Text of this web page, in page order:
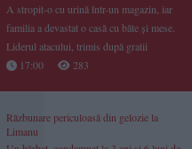
A stropit-o cu urină într-un magazin, iar
familia a devastat o casă cu bâte și mese.
Liderul atacului, trimis după gratii
17:00
283
Răzbunare periculoasă din gelozie la
Limanu